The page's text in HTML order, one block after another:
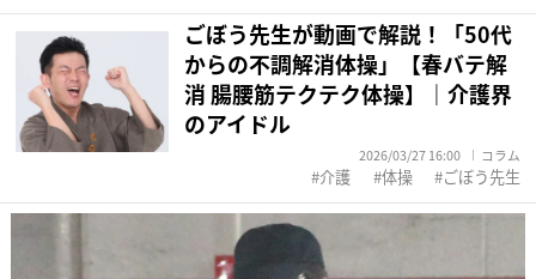
ごぼう先生が動画で解説！「50代
からの不調解消体操」【春バテ解
消 腸腰筋テクテク体操】｜介護界
のアイドル
2026/03/27 16:00 コラム
介護 体操 ごぼう先生